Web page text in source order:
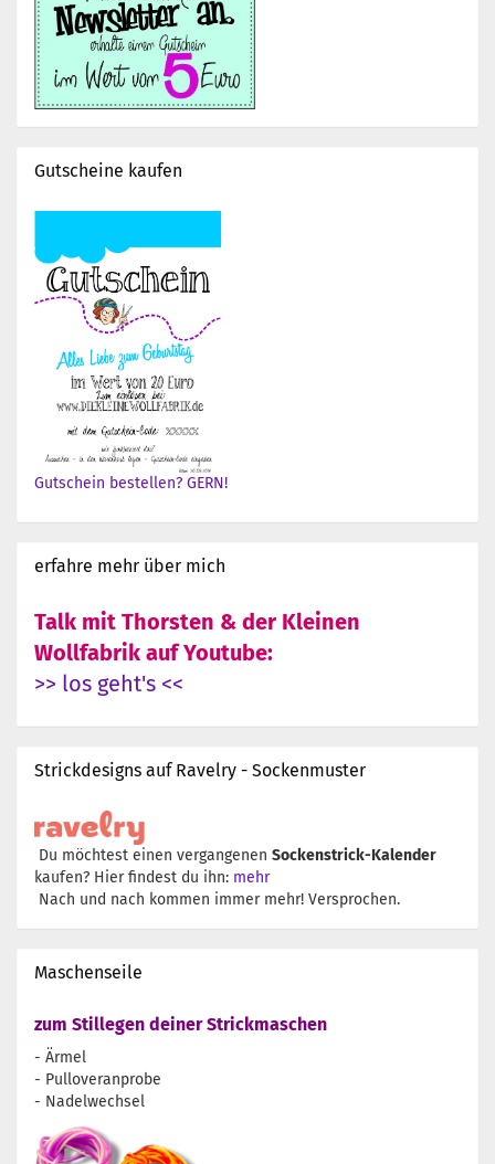
Gutscheine kaufen
Gutschein bestellen? GERN!
erfahre mehr über mich
Talk mit Thorsten & der Kleinen
Wollfabrik auf Youtube:
>> los geht's <<
Strickdesigns auf Ravelry - Sockenmuster
Du möchtest einen vergangenen Sockenstrick-Kalender
kaufen? Hier findest du ihn: mehr
Nach und nach kommen immer mehr! Versprochen.
Maschenseile
zum Stillegen deiner Strickmaschen
- Ärmel
- Pulloveranprobe
- Nadelwechsel